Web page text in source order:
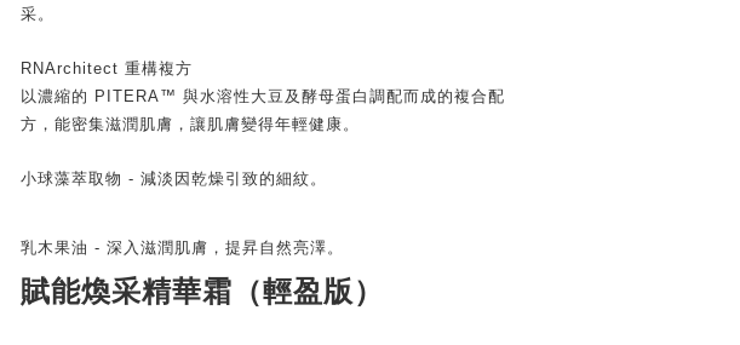
采。
RNArchitect 重構複方
以濃縮的 PITERA™ 與水溶性大豆及酵母蛋白調配而成的複合配
方，能密集滋潤肌膚，讓肌膚變得年輕健康。
小球藻萃取物 - 減淡因乾燥引致的細紋。
乳木果油 - 深入滋潤肌膚，提昇自然亮澤。
賦能煥采精華霜（輕盈版）